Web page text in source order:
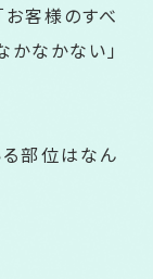
お客様のすべ
なかない」
る部位はなん